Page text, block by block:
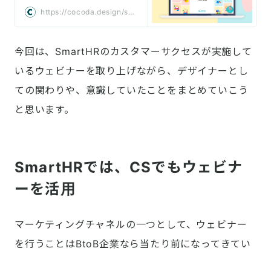
イトの制作プロセス｜Coco
da
https://cocoda.design/sor
mymt/p/p98c3c25d4dc1
今回は、SmartHRのカスタマーサクセスが実施して
いるウェビナーを取り上げながら、デザイナーとし
ての関わりや、意識していたことをまとめていこう
と思います。
SmartHRでは、CSでもウェビナ
ーを活用
マーケティングチャネルの一つとして、ウェビナー
を行うことはBtoB企業なら当たり前になってきてい